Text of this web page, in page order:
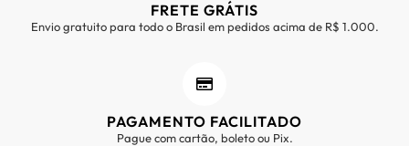
FRETE GRÁTIS
Envio gratuito para todo o Brasil em pedidos acima de R$ 1.000.
PAGAMENTO FACILITADO
Pague com cartão, boleto ou Pix.